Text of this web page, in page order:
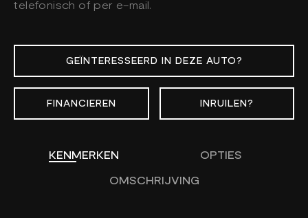
telefonisch of per e-mail.
GEÏNTERESSEERD IN DEZE AUTO?
FINANCIEREN INRUILEN?
KENMERKEN OPTIES
OMSCHRIJVING